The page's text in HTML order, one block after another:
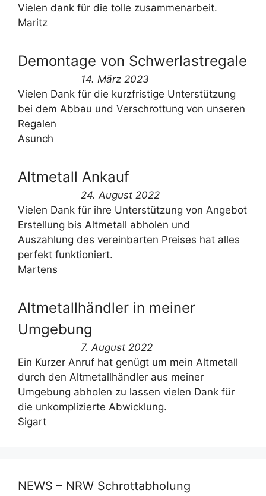
Vielen dank für die tolle zusammenarbeit.
Maritz
Demontage von Schwerlastregale
14. März 2023
Vielen Dank für die kurzfristige Unterstützung
bei dem Abbau und Verschrottung von unseren
Regalen
Asunch
Altmetall Ankauf
24. August 2022
Vielen Dank für ihre Unterstützung von Angebot
Erstellung bis Altmetall abholen und
Auszahlung des vereinbarten Preises hat alles
perfekt funktioniert.
Martens
Altmetallhändler in meiner
Umgebung
7. August 2022
Ein Kurzer Anruf hat genügt um mein Altmetall
durch den Altmetallhändler aus meiner
Umgebung abholen zu lassen vielen Dank für
die unkomplizierte Abwicklung.
Sigart
NEWS – NRW Schrottabholung